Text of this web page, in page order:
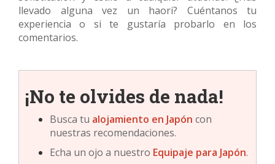
llevado alguna vez un haori? Cuéntanos tu
experiencia o si te gustaría probarlo en los
comentarios.
¡No te olvides de nada!
Busca tu alojamiento en Japón con
nuestras recomendaciones.
Echa un ojo a nuestro Equipaje para Japón.